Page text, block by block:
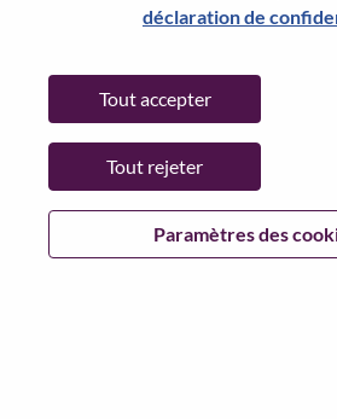
déclaration de
Paramètres des
Tout accepter
Tout rejeter
Continue
Go Back